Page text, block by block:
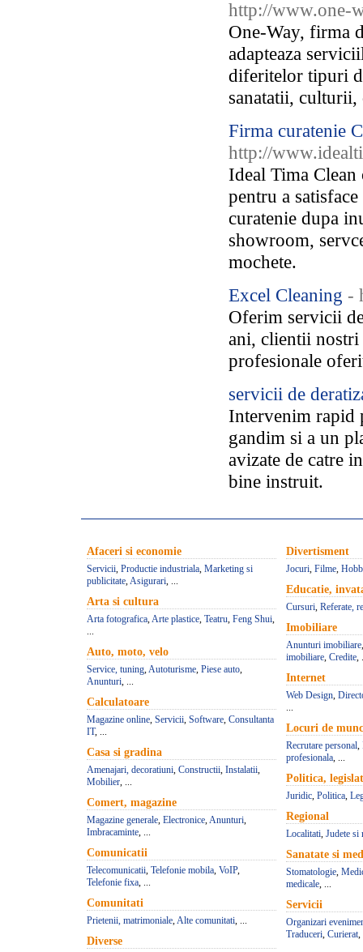
http://www.one-
One-Way, firma
adapteaza
diferitelor tipuri
sanatatii,
Firma curatenie
http://
Ideal Tima
pentru a
curatenie dupa
showroom,
mochete.
Excel Cleaning -
Oferim servicii
ani, clientii
profesionale
servicii de
Intervenim rapid
gandim si a un
avizate de catre
bine instruit.
Afaceri si economie
Servicii, Productie industriala, Marketing si
publicitate,Asigurari, ...
Arta si cultura
Arta fotografica,Arte plastice, Teatru, Feng Shui,
...
Auto, moto, velo
Service, tuning,Autoturisme, Piese auto,
Anunturi, ...
Calculatoare
Magazine online, Servicii, Software, Consultanta
IT, ...
Casa si gradina
Amenajari, decoratiuni, Constructii, Instalatii,
Mobilier, ...
Comert, magazine
Magazine generale, Electronice,Anunturi,
Imbracaminte, ...
Comunicatii
Telecomunicatii, Telefonie mobila, VoIP,
Telefonie fixa, ...
Comunitati
Prietenii, matrimoniale,Alte comunitati, ...
Diverse
Divertisment
Jocuri, Filme,
Educatie,
Cursuri, Referate,
Imobiliare
Anunturi imobiliare
imobiliare, Credite,
Internet
Web Design,
...
Locuri de
Recrutare personal,
profesionala, ...
Politica,
Juridic, Politica,
Regional
Localitati, Judete si
Sanatate si
Stomatologie,
medicale, ...
Servicii
Organizari
Traduceri, Curierat,